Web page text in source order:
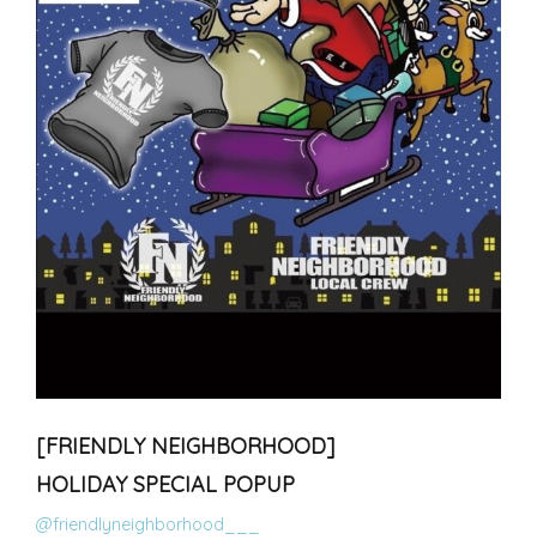
[FRIENDLY NEIGHBORHOOD]
HOLIDAY SPECIAL POPUP
@friendlyneighborhood___